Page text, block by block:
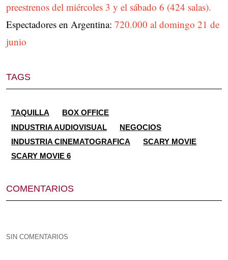
preestrenos del miércoles 3 y el sábado 6 (424 salas).
Espectadores en Argentina: 720.000 al domingo 21 de
junio
TAGS
TAQUILLA
BOX OFFICE
INDUSTRIA AUDIOVISUAL
NEGOCIOS
INDUSTRIA CINEMATOGRAFICA
SCARY MOVIE
SCARY MOVIE 6
COMENTARIOS
SIN COMENTARIOS